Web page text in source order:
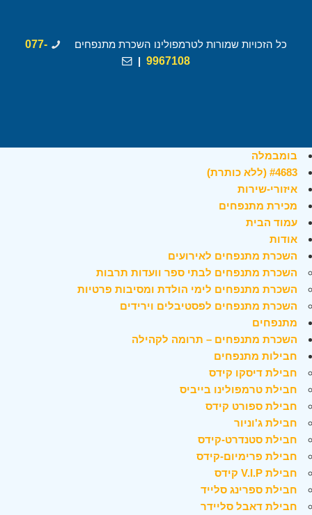
כל הזכויות שמורות לטרמפולינו השכרת מתנפחים
077-
9967108
|
בומבמלה
#4683 (ללא כותרת)
איזורי-שירות
מכירת מתנפחים
עמוד הבית
אודות
השכרת מתנפחים לאירועים
השכרת מתנפחים לבתי ספר וועדות תרבות
השכרת מתנפחים לימי הולדת ומסיבות פרטיות
השכרת מתנפחים לפסטיבלים וירידים
מתנפחים
השכרת מתנפחים – תרומה לקהילה
חבילות מתנפחים
חבילת דיסקו קידס
חבילת טרמפולינו בייביס
חבילת ספורט קידס
חבילת ג'וניור
חבילת סטנדרט-קידס
חבילת פרימיום-קידס
חבילת V.I.P קידס
חבילת ספרינג סלייד
חבילת דאבל סליידר